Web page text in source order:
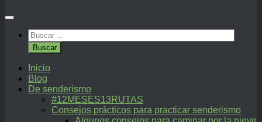
Buscar:
Inicio
Blog
De senderismo
#12MESES13RUTAS
Consejos prácticos para practicar senderismo